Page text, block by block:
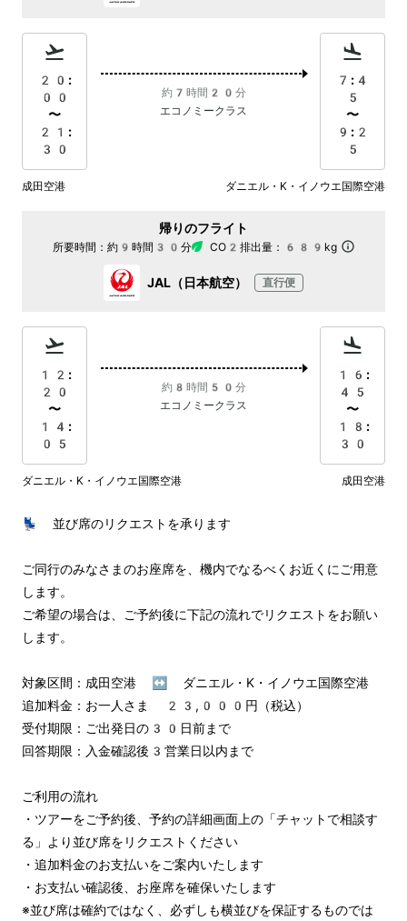
20:
00
〜
21:
30
約7時間20分
エコノミークラス
7:4
5
〜
9:2
5
成田空港 ダニエル・K・イノウエ国際空港
帰りのフライト
所要時間： 約9時間30分 CO2排出量： 689kg
JAL（日本航空） 直行便
12:
20
〜
14:
05
約8時間50分
エコノミークラス
16:
45
〜
18:
30
ダニエル・K・イノウエ国際空港 成田空港
💺 並び席のリクエストを承ります
ご同行のみなさまのお座席を、機内でなるべくお近くにご用意
します。
ご希望の場合は、ご予約後に下記の流れでリクエストをお願い
します。
対象区間：成田空港 ↔︎ ダニエル・K・イノウエ国際空港
追加料金：お一人さま 23,000円（税込）
受付期限：ご出発日の30日前まで
回答期限：入金確認後3営業日以内まで
ご利用の流れ
・ツアーをご予約後、予約の詳細画面上の「チャットで相談す
る」より並び席をリクエストください
・追加料金のお支払いをご案内いたします
・お支払い確認後、お座席を確保いたします
※並び席は確約ではなく、必ずしも横並びを保証するものでは